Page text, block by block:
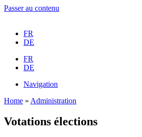
Passer au contenu
FR
DE
FR
DE
Navigation
Home » Administration
Votations élections